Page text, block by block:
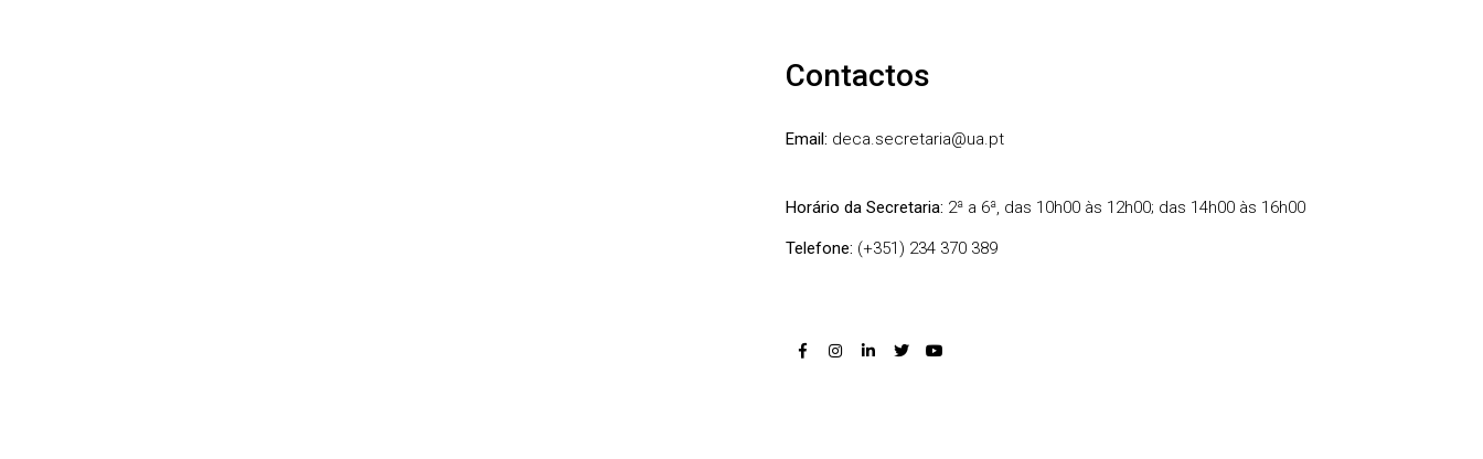
Contactos
Email: deca.secretaria@ua.pt
Horário da Secretaria: 2ª a 6ª, das 10h00 às 12h00; das 14h00 às 16h00
Telefone: (+351) 234 370 389